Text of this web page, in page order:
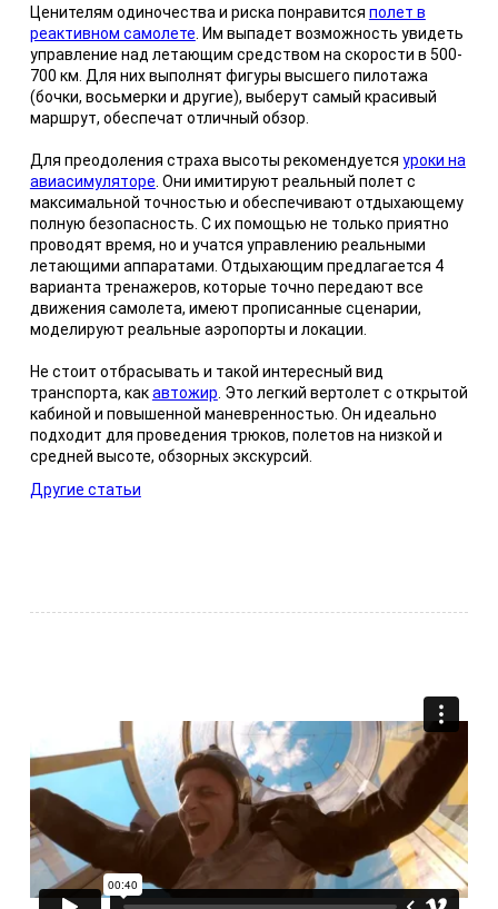
Ценителям одиночества и риска понравится полет в
реактивном самолете . Им выпадет возможность увидеть
управление над летающим средством на скорости в 500-
700 км. Для них выполнят фигуры высшего пилотажа
(бочки, восьмерки и другие), выберут самый красивый
маршрут, обеспечат отличный обзор.
Для преодоления страха высоты рекомендуется уроки на
авиасимуляторе . Они имитируют реальный полет с
максимальной точностью и обеспечивают отдыхающему
полную безопасность. С их помощью не только приятно
проводят время, но и учатся управлению реальными
летающими аппаратами. Отдыхающим предлагается 4
варианта тренажеров, которые точно передают все
движения самолета, имеют прописанные сценарии,
моделируют реальные аэропорты и локации.
Не стоит отбрасывать и такой интересный вид
транспорта, какавтожир . Это легкий вертолет с открытой
кабиной и повышенной маневренностью. Он идеально
подходит для проведения трюков, полетов на низкой и
средней высоте, обзорных экскурсий.
Другие статьи